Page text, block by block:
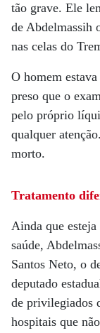
tão grave. Ele
de Abdelmassih
nas celas do
O homem
preso que o
pelo próprio
qualquer
morto.
Tratamento
Ainda que
saúde,
Santos Neto, o
deputado
de privilegiados
hospitais que